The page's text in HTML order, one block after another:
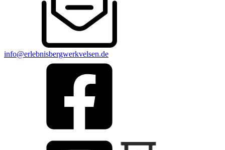
info@erlebnisbergwerkvelsen.de